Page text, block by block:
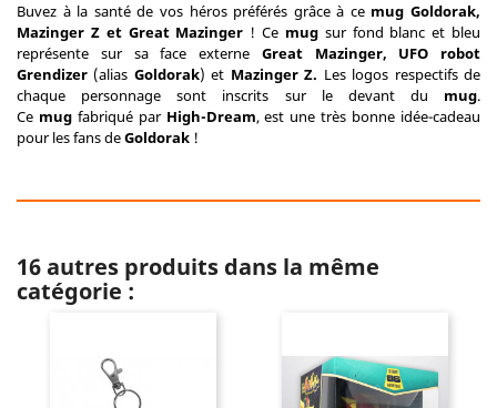
Buvez à la santé de vos héros préférés grâce à ce mug Goldorak,
Mazinger Z et Great Mazinger ! Ce mugsur fond blanc et bleu
représente sur sa face externe Great Mazinger, UFO robot
Grendizer (alias Goldorak) et Mazinger Z. Les logos respectifs de
chaque personnage sont inscrits sur le devant du mug.
Ce mug fabriqué parHigh-Dream, est une très bonne idée-cadeau
pour les fans deGoldorak !
16 autres produits dans la même
catégorie :